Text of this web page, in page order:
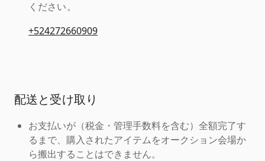
ください。
+524272660909
配送と受け取り
お支払いが（税金・管理手数料を含む）全額完了す
るまで、購入されたアイテムをオークション会場か
ら搬出することはできません。